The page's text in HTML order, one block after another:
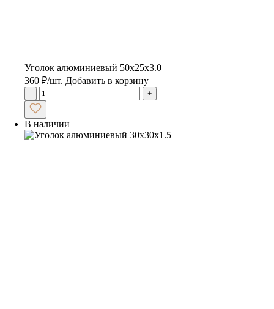
Уголок алюминиевый 50х25х3.0
360 ₽/шт. Добавить в корзину
- +
В наличии